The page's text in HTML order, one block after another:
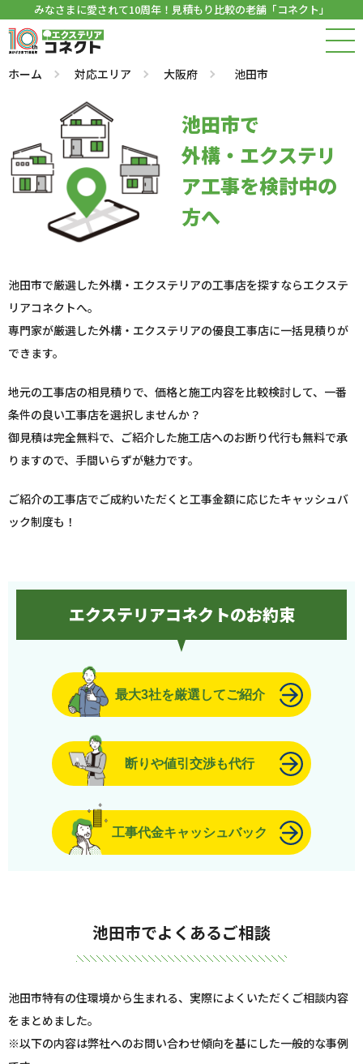
みなさまに愛されて10周年！見積もり比較の老舗「コネクト」
ホーム 対応エリア 大阪府 池田市
池田市で
外構・エクステリ
ア工事を検討中の
方へ
池田市で厳選した外構・エクステリアの工事店を探すならエクステ
リアコネクトへ。
専門家が厳選した外構・エクステリアの優良工事店に一括見積りが
できます。
地元の工事店の相見積りで、価格と施工内容を比較検討して、一番
条件の良い工事店を選択しませんか？
御見積は完全無料で、ご紹介した施工店へのお断り代行も無料で承
りますので、手間いらずが魅力です。
ご紹介の工事店でご成約いただくと工事金額に応じたキャッシュバ
ック制度も！
エクステリアコネクトのお約束
最大3社を厳選してご紹介
断りや値引交渉も代行
工事代金キャッシュバック
池田市でよくあるご相談
池田市特有の住環境から生まれる、実際によくいただくご相談内容
をまとめました。
※以下の内容は弊社へのお問い合わせ傾向を基にした一般的な事例